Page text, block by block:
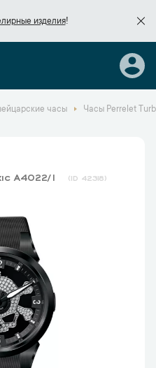
изделия!
часы Часы Perrelet
A4022/1 42318